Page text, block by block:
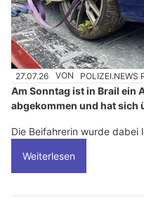
27.07.26 VON POLIZEI.NEWS
Am Sonntag ist in Brail ein
abgekommen und hat sich
Die Beifahrerin wurde dabei
Weiterlesen